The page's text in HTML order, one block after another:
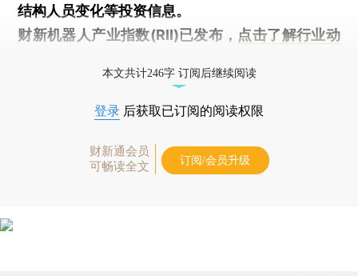
结构人员变化等投资信息。
财新机器人产业指数(RII)已发布， 点击了解行业动
本文共计246字 订阅后继续阅读
登录 后获取已订阅的阅读权限
财新通会员
可畅读全文
订阅/会员升级